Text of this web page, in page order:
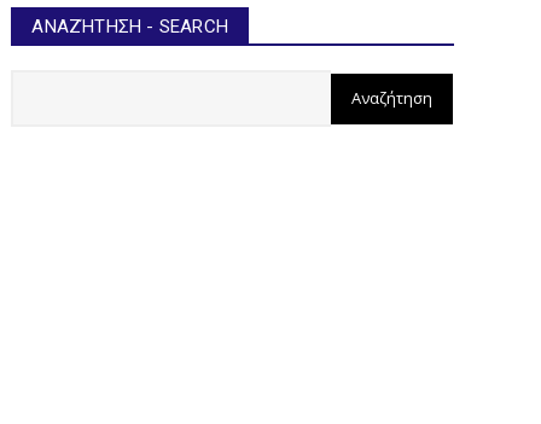
ΑΝΑΖΉΤΗΣΗ - SEARCH